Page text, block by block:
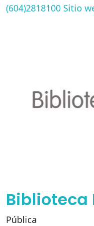
(604)2818100 Sitio
Biblioteca
Pública